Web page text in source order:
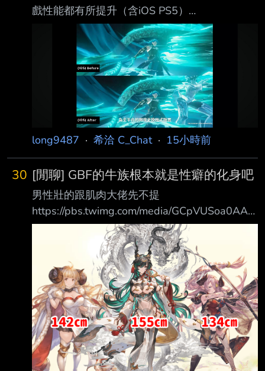
遊戲公司，象徵性求償人民幣 10 元（約新台幣
42 元、1.5 美元）。 秦華強調，提告目的並非
為了金錢，而是希望透過司法途徑督促遊戲業者
切實履行未成年人 防
戲性能都有所提升（含iOS PS5）
https://i.imgur.com/rLku89G.jpeg
https://i.imgur.com/7EEkFkS.jpeg
https://i.imgur.com/WqIWyZz.jpeg 右上角有幀
數差別 一直被講的性能優化終於被提到了 而且
是全平台不是只有PC而已 實際上線體感不知道
long9487 · 希洽 C_Chat· 15小時前
30 [閒聊] GBF的牛族根本就是性癖的化身吧
男性壯的跟肌肉大佬先不提
https://pbs.twimg.com/media/GCpVUSoa0AAK
slf.png 為啥她們女性會矮成這樣啊 矮就算了 還
各個都是巨乳 相當於巨乳小隻馬 頭上還長角方
便抓住 很懷疑這是不是CY設計師的性癖導致
的？？？ --